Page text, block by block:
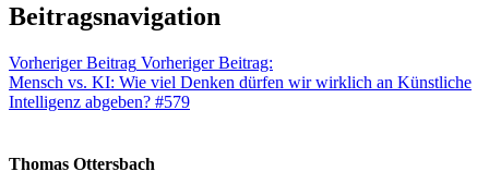
Beitragsnavigation
Vorheriger Beitrag Vorheriger Beitrag:
Mensch vs. KI: Wie viel Denken dürfen wir wirklich an Künstliche
Intelligenz abgeben? #579
Thomas Ottersbach